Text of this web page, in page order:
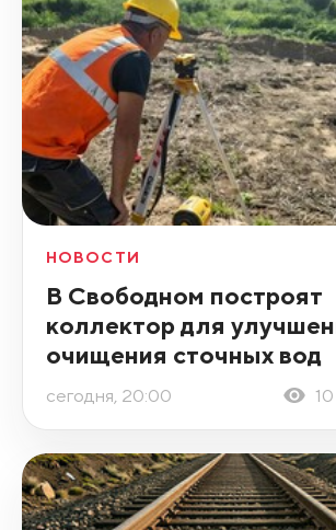
НОВОСТИ
В Свободном построят
коллектор для
очищения сточных вод
сегодня, 20:00 10